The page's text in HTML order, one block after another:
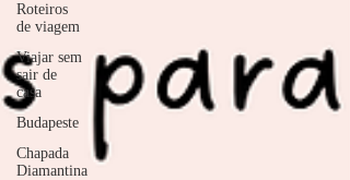
Roteiros
de viagem
Viajar sem
sair de
casa
Budapeste
Chapada
Diamantina